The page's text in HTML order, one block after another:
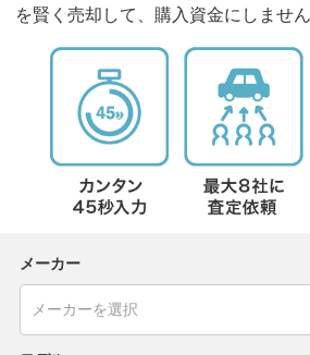
を賢く売却して、購入資金にしませ
メーカー